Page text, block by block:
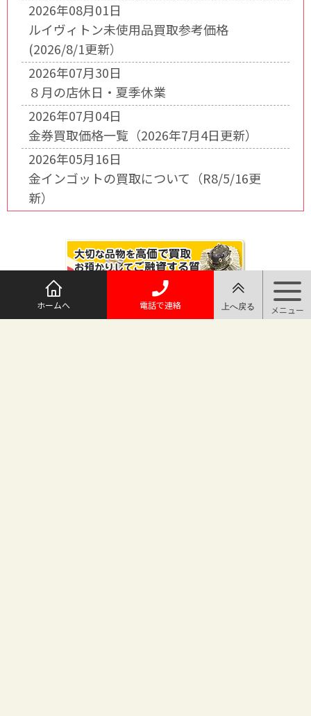
2026年08月01日
ルイヴィトン未使用品買取参考価格
(2026/8/1更新）
2026年07月30日
８月の店休日・夏季休業
2026年07月04日
金券買取価格一覧（2026年7月4日更新）
2026年05月16日
金インゴットの買取について（R8/5/16更
新）
ホームへ 電話で連絡